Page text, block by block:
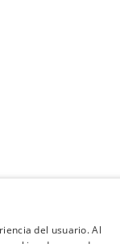
del usuario. Al